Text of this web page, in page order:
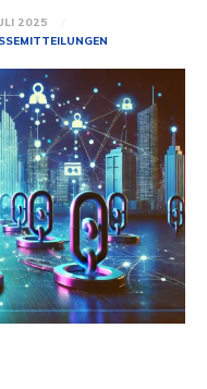
2025